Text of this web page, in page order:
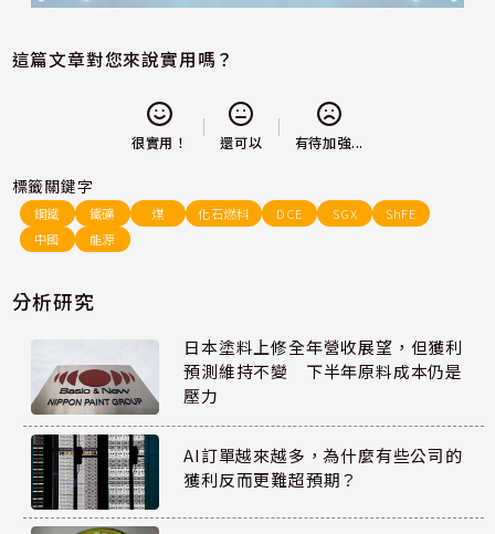
這篇文章對您來說實用嗎？
很實用！ 還可以 有待加強...
標籤關鍵字
鋼鐵 鐵礦 煤 化石燃料 DCE SGX
ShFE
中國
能源
分析研究
日本塗料上修全年營收展望，但獲利
預測維持不變 下半年原料成本仍是
壓力
AI訂單越來越多，為什麼有些公司的
獲利反而更難超預期？